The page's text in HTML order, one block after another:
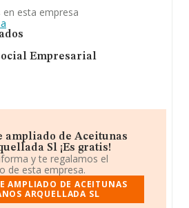
esta empresa
Empresarial
ampliado de Aceitunas
Sl ¡Es gratis!
y te regalamos el
de esta empresa.
AMPLIADO DE ACEITUNAS
ARQUELLADA SL